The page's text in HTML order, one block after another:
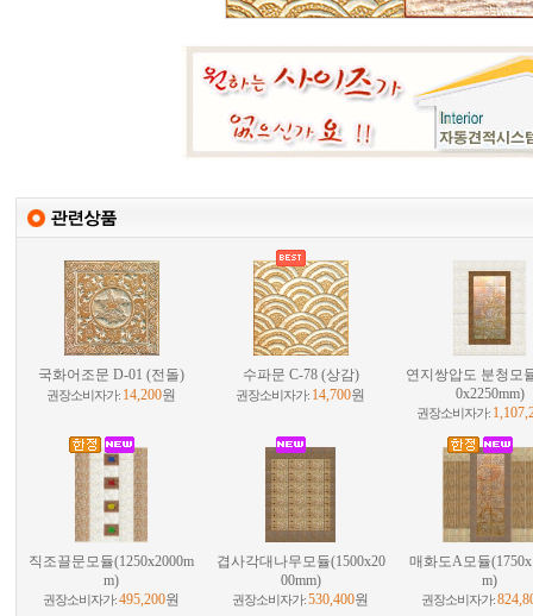
국화어조문 D-01 (전돌)
권장소비자가: 14,200원
수파문 C-78 (상감)
권장소비자가: 14,700원
연지쌍압도 분청모
0x2250mm)
권장소비자가:
직조끌문모듈(1250x2000m
m)
권장소비자가:495,200원
겹사각대나무모듈(1500x20
00mm)
권장소비자가:530,400원
매화도A모듈
m)
권장소비자가: